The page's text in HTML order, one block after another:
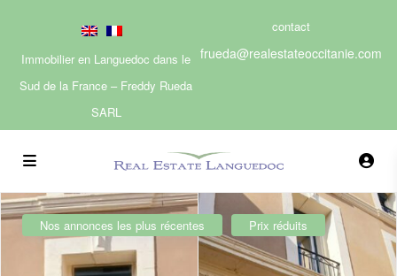
Immobilier en Languedoc dans le
Sud de la France – Freddy Rueda
SARL
contact
frueda@realestateoccitanie.com
Nos annonces les plus récentes Prix réduits